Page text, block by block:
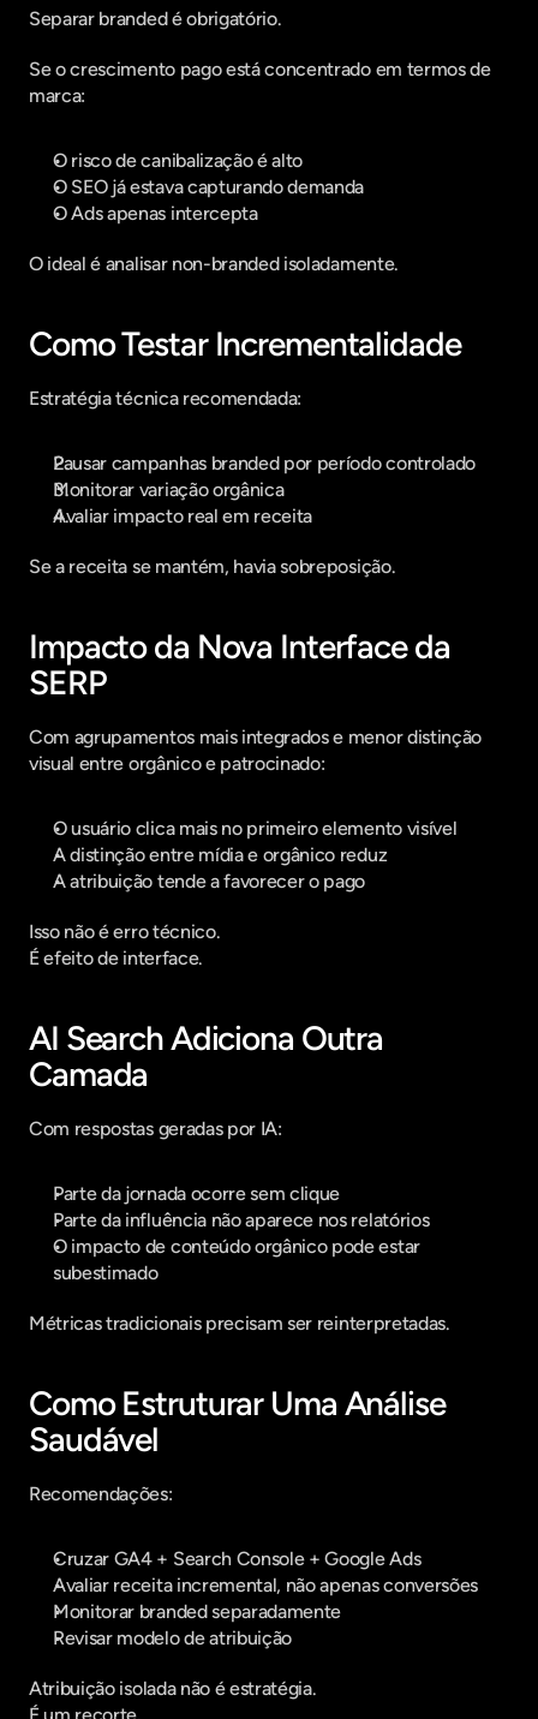
Separar branded é obrigatório.
Se o crescimento pago está concentrado em termos de
marca:
O risco de canibalização é alto
O SEO já estava capturando demanda
O Ads apenas intercepta
O ideal é analisar non-branded isoladamente.
Como Testar Incrementalidade
Estratégia técnica recomendada:
Pausar campanhas branded por período controlado
Monitorar variação orgânica
Avaliar impacto real em receita
Se a receita se mantém, havia sobreposição.
Impacto da Nova Interface da
SERP
Com agrupamentos mais integrados e menor distinção
visual entre orgânico e patrocinado:
O usuário clica mais no primeiro elemento visível
A distinção entre mídia e orgânico reduz
A atribuição tende a favorecer o pago
Isso não é erro técnico.
É efeito de interface.
AI Search Adiciona Outra
Camada
Com respostas geradas por IA:
Parte da jornada ocorre sem clique
Parte da influência não aparece nos relatórios
O impacto de conteúdo orgânico pode estar
subestimado
Métricas tradicionais precisam ser reinterpretadas.
Como Estruturar Uma Análise
Saudável
Recomendações:
Cruzar GA4 + Search Console + Google Ads
Avaliar receita incremental, não apenas conversões
Monitorar branded separadamente
Revisar modelo de atribuição
Atribuição isolada não é estratégia.